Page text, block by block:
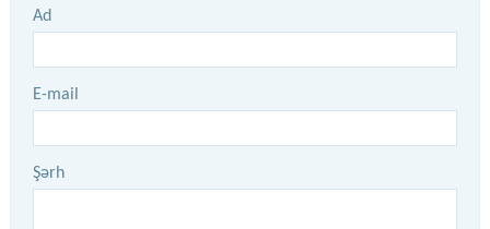
Ad
E-mail
Şərh